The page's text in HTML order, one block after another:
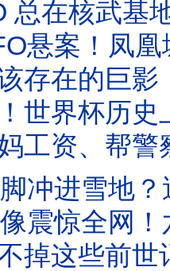
地上空？退役将军揭密
凰城之光上万人目击
！消失百年“海怪活体”
历史上最邪门的5大
帮警察找回失物
地？迪亚特洛夫山
前飞船｜“四不像”变形金刚｜树
记忆！恐高偏要跳伞？